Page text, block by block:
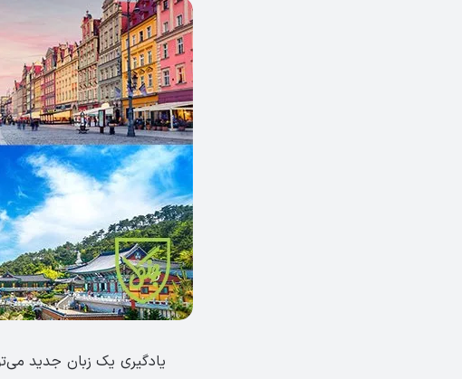
یادگیری یک زبان جدید